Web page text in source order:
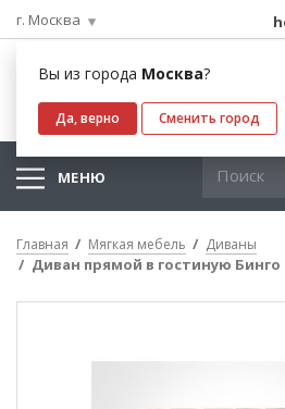
г. Москва
Вы из города Москва?
Да, верно Сменить город
МЕНЮ
Главная Мягкая мебель Диваны
Диван прямой в гостиную Бинго